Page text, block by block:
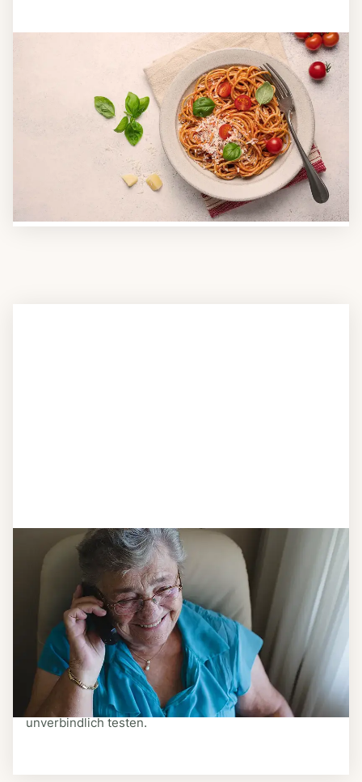
Anbieter finden
Nutzen Sie unsere große Mahlzeiten-Dienst-Suche,
um herauszufinden, welche Anbieter es in Ihrer
Region gibt und welcher am besten zu Ihnen
passt. Verschaffen Sie sich auch einen Überblick über
die Essen auf Rädern-Kosten.
Schritt 3
Bestellen & liefern lassen
Suchen Sie sich aus dem Speiseplan Ihres Anbieters
aus, was Ihnen schmeckt. Bestellen Sie telefonisch,
schriftlich oder im Online-Shop Ihres Anbieters.
Ein Kurier liefert Ihnen das bestellte Essen zum
vereinbarten Zeitpunkt nach Hause. Bei vielen
Anbietern können Sie Essen auf Rädern auch
unverbindlich testen.